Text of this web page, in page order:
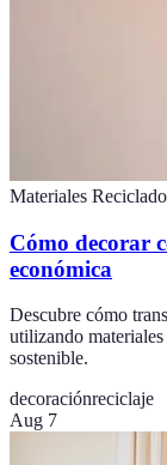
Materiales
Cómo decorar
económica
Descubre cómo
utilizando
sostenible.
decoraciónreciclaje
Aug 7